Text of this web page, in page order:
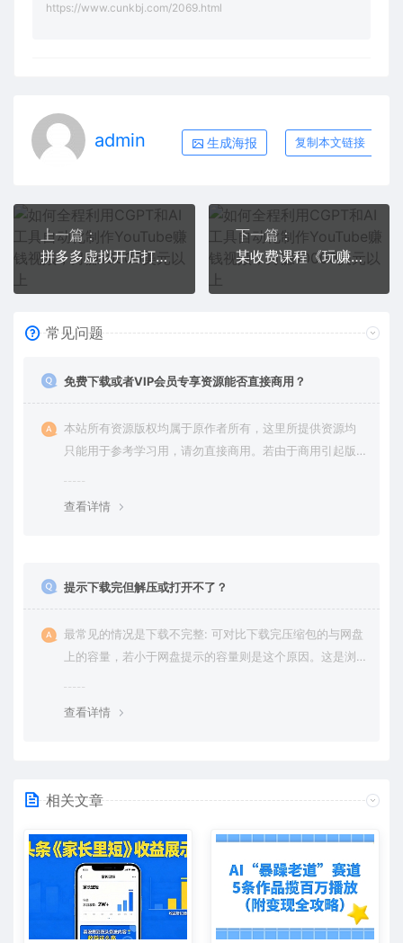
https://www.cunkbj.com/2069.html
admin 生成海报 复制本文链接
上一篇：
拼多多虚拟开店打卡群：新手到入门到精通
下一篇：
某收费课程《玩赚客户V1.0》全套课程价值998元
常见问题
免费下载或者VIP会员专享资源能否直接商用？
本站所有资源版权均属于原作者所有，这里所提供资源均
只能用于参考学习用，请勿直接商用。若由于商用引起版
查看详情
提示下载完但解压或打开不了？
最常见的情况是下载不完整: 可对比下载完压缩包的与网盘
上的容量，若小于网盘提示的容量则是这个原因。这是浏
查看详情
相关文章